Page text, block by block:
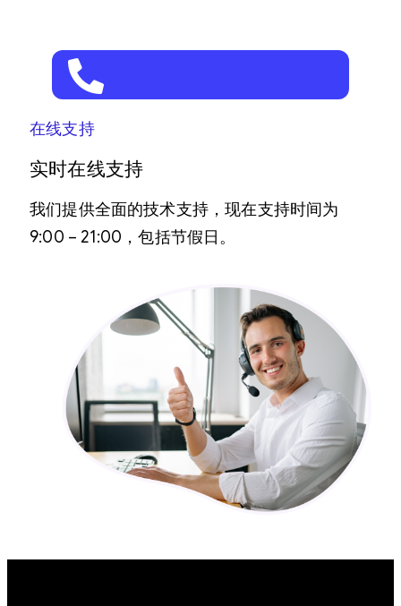
在线支持
实时在线支持
我们提供全面的技术支持，现在支持时间为
9:00 – 21:00，包括节假日。